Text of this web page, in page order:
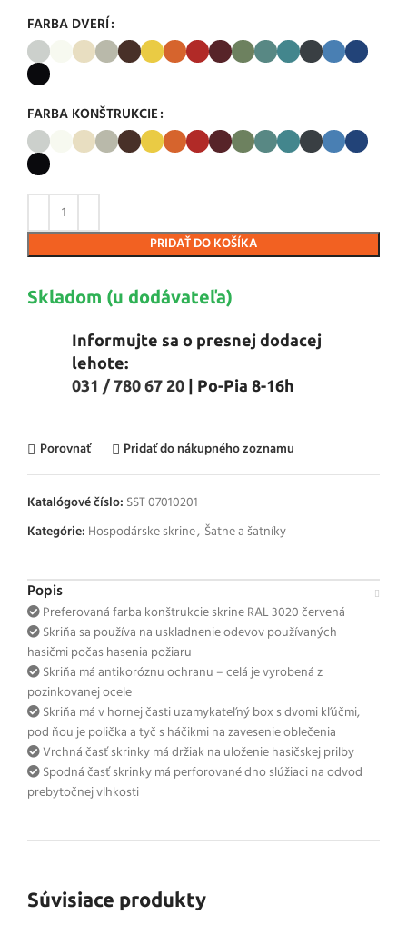
FARBA DVERÍ
FARBA KONŠTRUKCIE
PRIDAŤ DO KOŠÍKA
Skladom (u dodávateľa)
Informujte sa o presnej dodacej
lehote:
031 / 780 67 20 | Po-Pia 8-16h
Porovnať Pridať do nákupného zoznamu
Katalógové číslo: SST 07010201
Kategórie: Hospodárske skrine, Šatne a šatníky
Popis
Preferovaná farba konštrukcie skrine RAL 3020 červená
Skriňa sa používa na uskladnenie odevov používaných
hasičmi počas hasenia požiaru
Skriňa má antikoróznu ochranu – celá je vyrobená z
pozinkovanej ocele
Skriňa má v hornej časti uzamykateľný box s dvomi kľúčmi,
pod ňou je polička a tyč s háčikmi na zavesenie oblečenia
Vrchná časť skrinky má držiak na uloženie hasičskej prilby
Spodná časť skrinky má perforované dno slúžiaci na odvod
prebytočnej vlhkosti
Súvisiace produkty